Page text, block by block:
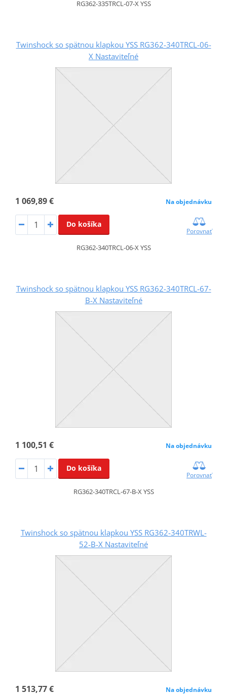
RG362-335TRCL-07-X YSS
Twinshock so spätnou klapkou YSS RG362-340TRCL-06-
X Nastaviteľné
1 069,89 € Na objednávku
Do košíka
Porovnať
RG362-340TRCL-06-X YSS
Twinshock so spätnou klapkou YSS RG362-340TRCL-67-
B-X Nastaviteľné
1 100,51 € Na objednávku
Do košíka
Porovnať
RG362-340TRCL-67-B-X YSS
Twinshock so spätnou klapkou YSS RG362-340TRWL-
52-B-X Nastaviteľné
1 513,77 € Na objednávku